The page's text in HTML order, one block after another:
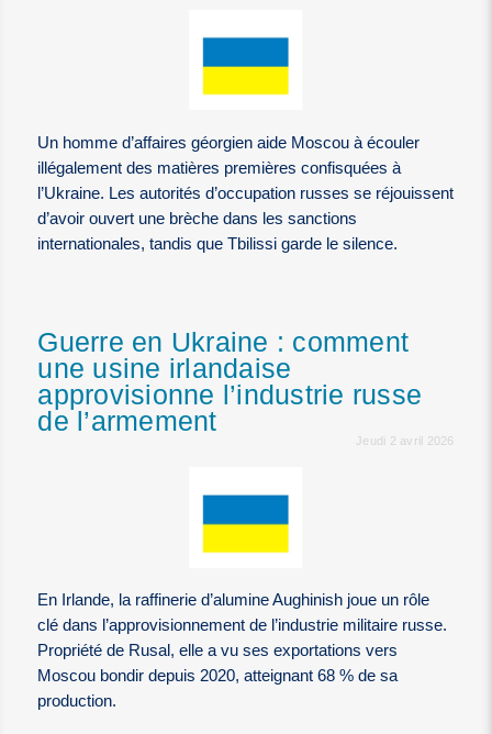
Un homme d’affaires géorgien aide Moscou à écouler
illégalement des matières premières confisquées à
l’Ukraine. Les autorités d’occupation russes se réjouissent
d’avoir ouvert une brèche dans les sanctions
internationales, tandis que Tbilissi garde le silence.
Guerre en Ukraine : comment
une usine irlandaise
approvisionne l’industrie russe
de l’armement
Jeudi 2 avril 2026
En Irlande, la raffinerie d’alumine Aughinish joue un rôle
clé dans l’approvisionnement de l’industrie militaire russe.
Propriété de Rusal, elle a vu ses exportations vers
Moscou bondir depuis 2020, atteignant 68 % de sa
production.